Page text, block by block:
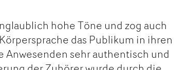
hohe Töne und zog auch
das Publikum in ihren
Anwesenden sehr authentisch und